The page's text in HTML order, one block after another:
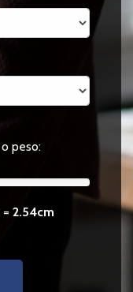
peso:
= 2.54cm